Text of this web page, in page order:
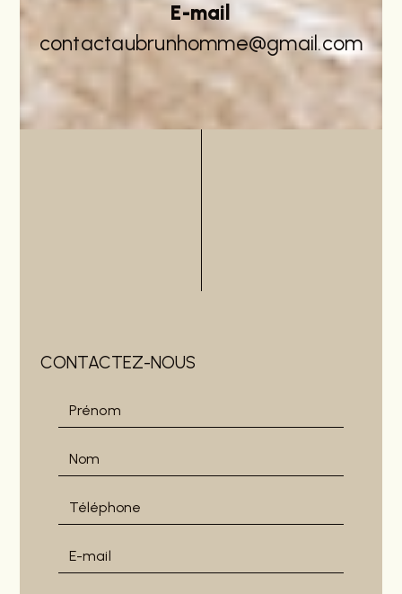
E-mail
contactaubrunhomme@gmail.com
CONTACTEZ-NOUS